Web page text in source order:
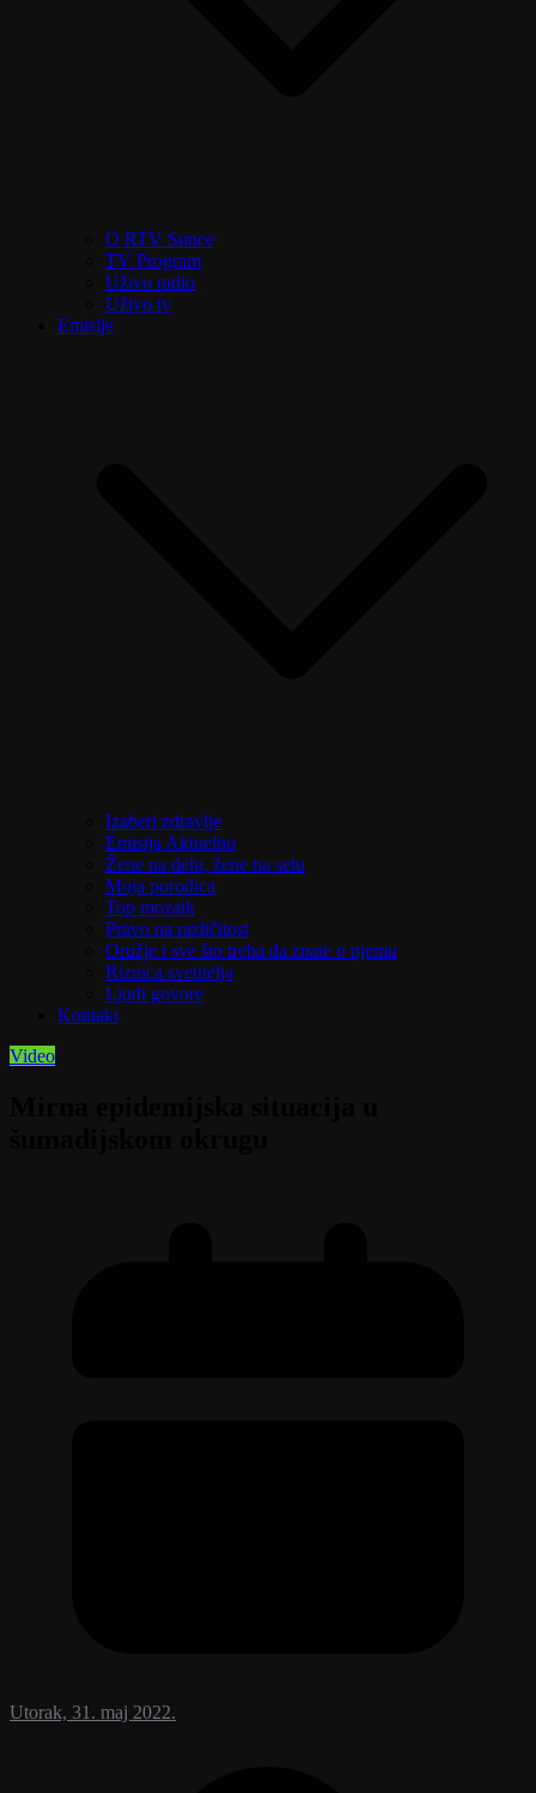
O RTV Sunce
TV Program
Uživo radio
Uživo tv
Emisije
Izaberi zdravlje
Emisija Aktuelno
Žene na delu, žene na selu
Moja porodica
Top mozaik
Pravo na različitost
Oružje i sve što treba da znate o njemu
Riznica svetitelja
Ljudi govore
Kontakt
Video
Utorak, 31. maj 2022.